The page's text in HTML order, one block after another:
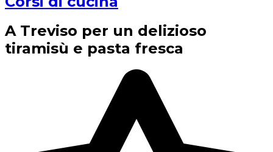
A Treviso per un delizioso
tiramisù e pasta fresca